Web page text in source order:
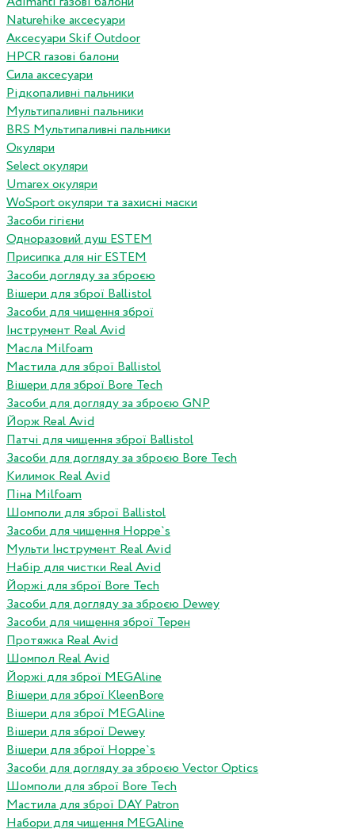
Naturehike аксесуари
Аксесуари Skif Outdoor
HPCR газові балони
Сила аксесуари
Рідкопаливні пальники
Мультипаливні пальники
BRS Мультипаливні пальники
Окуляри
Select окуляри
Umarex окуляри
WoSport окуляри та захисні маски
Засоби гігієни
Одноразовий душ ESTEM
Присипка для ніг ESTEM
Засоби догляду за зброєю
Вішери для зброї Ballistol
Засоби для чищення зброї
Інструмент Real Avid
Масла Milfoam
Мастила для зброї Ballistol
Вішери для зброї Bore Tech
Засоби для догляду за зброєю GNP
Йорж Real Avid
Патчі для чищення зброї Ballistol
Засоби для догляду за зброєю Bore Tech
Килимок Real Avid
Піна Milfoam
Шомполи для зброї Ballistol
Засоби для чищення Hoppe`s
Мульти Інструмент Real Avid
Набір для чистки Real Avid
Йоржі для зброї Bore Tech
Засоби для догляду за зброєю Dewey
Засоби для чищення зброї Терен
Протяжка Real Avid
Шомпол Real Avid
Йоржі для зброї MEGAline
Вішери для зброї KleenBore
Вішери для зброї MEGAline
Вішери для зброї Dewey
Вішери для зброї Hoppe`s
Засоби для догляду за зброєю Vector Optics
Шомполи для зброї Bore Tech
Мастила для зброї DAY Patron
Набори для чищення MEGAline